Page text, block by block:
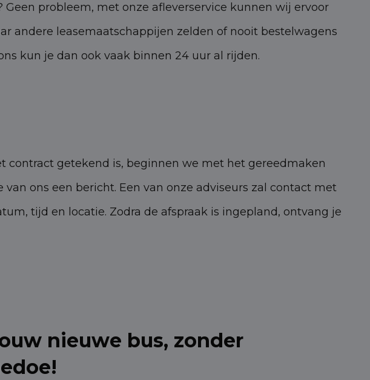
probleem, met onze afleverservice kunnen wij ervoor
andere leasemaatschappijen zelden of nooit bestelwagens
kun je dan ook vaak binnen 24 uur al rijden.
contract getekend is, beginnen we met het gereedmaken
ons een bericht. Een van onze adviseurs zal contact met
tijd en locatie. Zodra de afspraak is ingepland, ontvang je
nieuwe bus, zonder